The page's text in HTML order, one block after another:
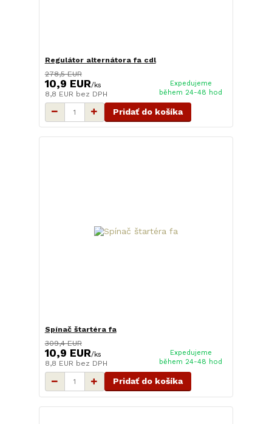
Regulátor alternátora fa cdl
278,5 EUR
10,9 EUR/ks
8,8 EUR bez DPH
Expedujeme
během 24-48 hod
Pridať do košíka
Spínač štartéra fa
309,4 EUR
10,9 EUR/ks
8,8 EUR bez DPH
Expedujeme
během 24-48 hod
Pridať do košíka